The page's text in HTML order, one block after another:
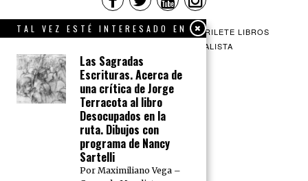
QUIENES SOMOS CONTACTO
BARRILETE LIBROS
VÍA SOCIALISTA
TAL VEZ ESTÉ INTERESADO EN
Las Sagradas
Escrituras. Acerca de
una crítica de Jorge
Terracota al libro
Desocupados en la
ruta. Dibujos con
programa de Nancy
Sartelli
Por Maximiliano Vega –